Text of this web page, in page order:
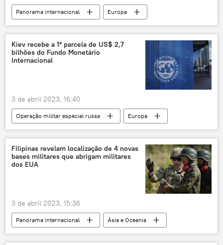
Panorama internacional
Europa
Rússia
Ucrânia
Sputnik
São Petersburgo
Kiev recebe a 1ª parcela de US$ 2,7
bilhões do Fundo Monetário
Internacional
3 de abril 2023, 16:40
Operação militar especial russa
Europa
Ucrânia
Kiev
FMI
Fundo Monetário Internacional
empréstimo
ajuda financeira
operação militar especial
Filipinas revelam localização de 4 novas
bases militares que abrigam militares
dos EUA
3 de abril 2023, 15:36
Panorama internacional
Ásia e Oceania
Filipinas
EUA China